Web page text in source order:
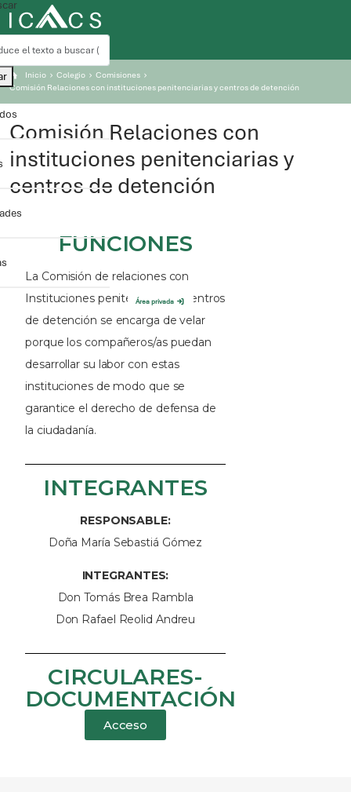
Área privada
Inicio Colegio
Comisiones
Comisión Relaciones con instituciones penitenciarias y centros de detención
Comisión Relaciones con
instituciones penitenciarias y
centros de detención